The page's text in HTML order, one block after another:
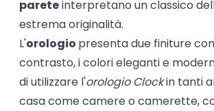
pareteinterpretano un classico
estrema originalità.
L'orologio presenta due finiture
contrasto, i colori eleganti e
di utilizzare l'orologio Clockin tanti
casa come camere o camerette,